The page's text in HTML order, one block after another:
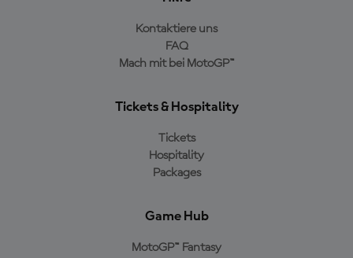
Kontaktiere uns
FAQ
Mach mit bei MotoGP™
Tickets & Hospitality
Tickets
Hospitality
Packages
Game Hub
MotoGP™ Fantasy